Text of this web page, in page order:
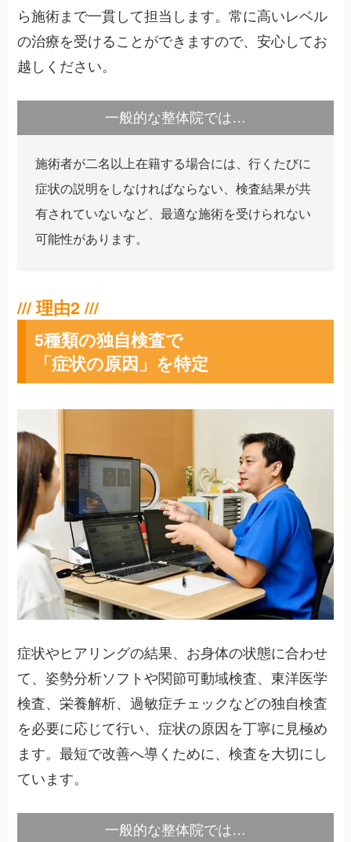
ら施術まで一貫して担当します。常に高いレベル
の治療を受けることができますので、安心してお
越しください。
一般的な整体院では…
施術者が二名以上在籍する場合には、行くたびに
症状の説明をしなければならない、検査結果が共
有されていないなど、最適な施術を受けられない
可能性があります。
5種類の独自検査で
「症状の原因」を特定
症状やヒアリングの結果、お身体の状態に合わせ
て、姿勢分析ソフトや関節可動域検査、東洋医学
検査、栄養解析、過敏症チェックなどの独自検査
を必要に応じて行い、症状の原因を丁寧に見極め
ます。最短で改善へ導くために、検査を大切にし
ています。
一般的な整体院では…